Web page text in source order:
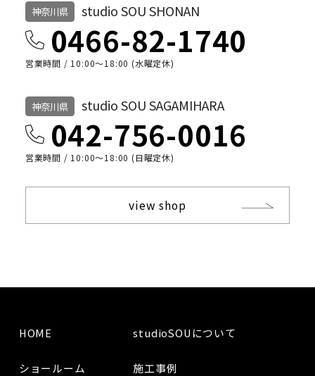
神奈川県 studio SOU SHONAN
0466-82-1740
営業時間 / 10:00〜18:00 (水曜定休)
神奈川県 studio SOU SAGAMIHARA
042-756-0016
営業時間 / 10:00〜18:00 (日曜定休)
view shop
HOME studioSOUについて
ショールーム 施工事例